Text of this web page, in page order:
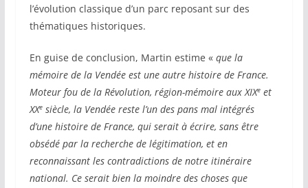
l’évolution classique d’un parc reposant sur des
thématiques historiques.
En guise de conclusion, Martin estime « que la
mémoire de la Vendée est une autre histoire de France.
Moteur fou de la Révolution, région-mémoire aux XIXeet
XXesiècle, la Vendée reste l’un des pans mal intégrés
d’une histoire de France, qui serait à écrire, sans être
obsédé par la recherche de légitimation, et en
reconnaissant les contradictions de notre itinéraire
national. Ce serait bien la moindre des choses que